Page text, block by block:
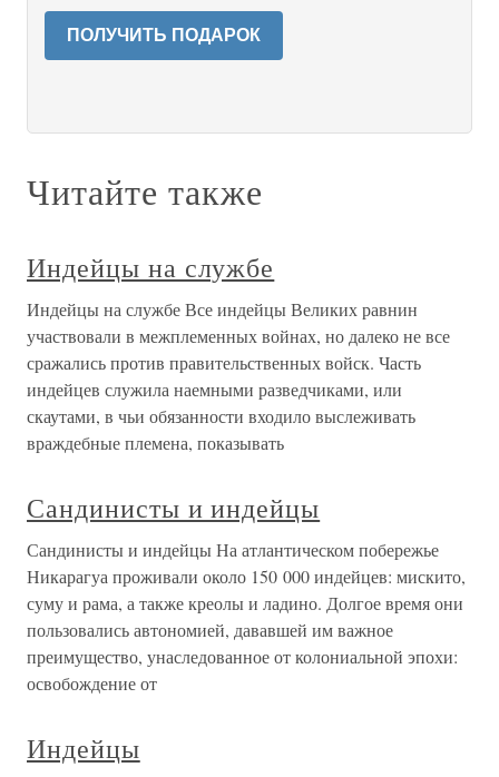
ПОЛУЧИТЬ ПОДАРОК
Читайте также
Индейцы на службе
Индейцы на службе Все индейцы Великих равнин
участвовали в межплеменных войнах, но далеко не все
сражались против правительственных войск. Часть
индейцев служила наемными разведчиками, или
скаутами, в чьи обязанности входило выслеживать
враждебные племена, показывать
Сандинисты и индейцы
Сандинисты и индейцы На атлантическом побережье
Никарагуа проживали около 150 000 индейцев: мискито,
суму и рама, а также креолы и ладино. Долгое время они
пользовались автономией, дававшей им важное
преимущество, унаследованное от колониальной эпохи:
освобождение от
Индейцы